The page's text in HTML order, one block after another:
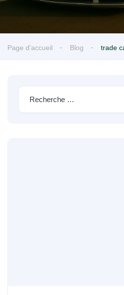
Page d'accueil Blog trade